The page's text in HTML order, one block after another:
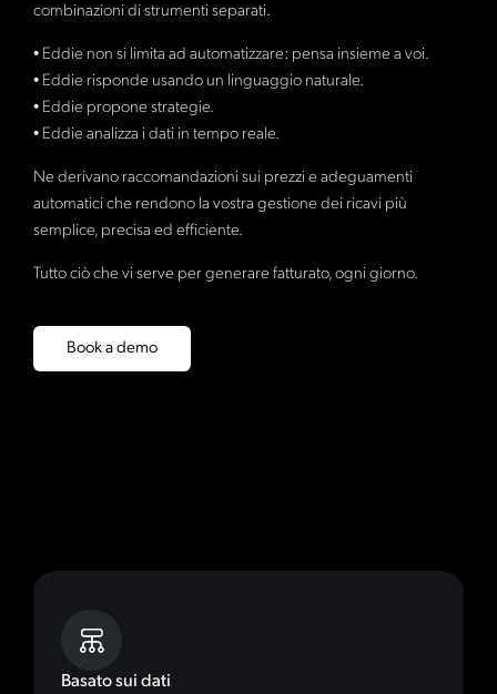
combinazioni di strumenti separati.
• Eddie non si limita ad automatizzare: pensa insieme a voi.
• Eddie risponde usando un linguaggio naturale.
• Eddie propone strategie.
• Eddie analizza i dati in tempo reale.
Ne derivano raccomandazioni sui prezzi e adeguamenti
automatici che rendono la vostra gestione dei ricavi più
semplice, precisa ed efficiente.
Tutto ciò che vi serve per generare fatturato, ogni giorno.
Book a demo
Basato sui dati